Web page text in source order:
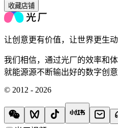
收藏店铺
让创意更有价值，让世界更生动
我们相信，通过光厂的效率和
就能源源不断输出好的数字创
© 2012 - 2026